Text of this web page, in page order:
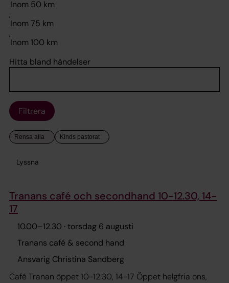
,
,
Hitta bland händelser
Filtrera
Lyssna
Tranans café och secondhand 10-12.30, 14-
17
10.00–12.30 · torsdag 6 augusti
Tranans café & second hand
Ansvarig Christina Sandberg
Café Tranan öppet 10-12.30, 14-17 Öppet helgfria ons,